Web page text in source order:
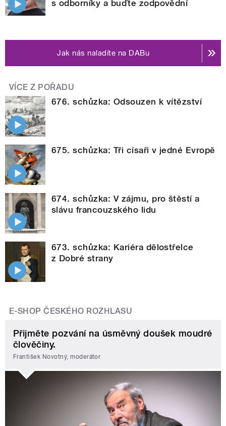
s odborníky a buďte zodpovědní
Jak nás naladíte na DABu
VÍCE Z POŘADU
676. schůzka: Odsouzen k vítězství
675. schůzka: Tři císaři v jedné Evropě
674. schůzka: V zájmu, pro štěstí a
slávu francouzského lidu
673. schůzka: Kariéra dělostřelce
z Dobré strany
E-SHOP ČESKÉHO ROZHLASU
Přijměte pozvání na úsměvný doušek moudré
člověčiny.
František Novotný, moderátor